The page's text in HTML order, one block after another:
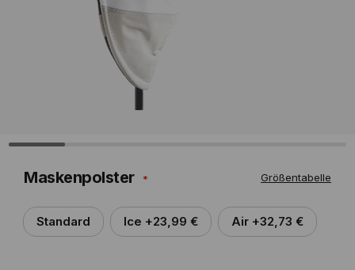
Größentabelle
Maskenpolster
Standard Ice +23,99 € Air +32,73 €